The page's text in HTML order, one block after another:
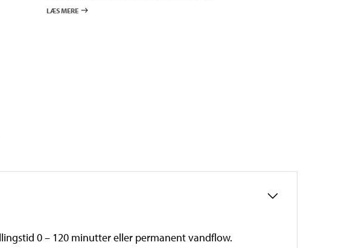
LÆS MERE
0 – 120 minutter eller permanent vandflow.